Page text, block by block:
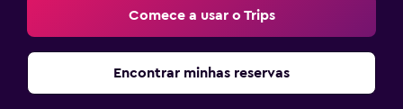
Cadeirinha para refeições (crianças)
Ao ar livre
Comece a usar o Trips
Encontrar minhas reservas